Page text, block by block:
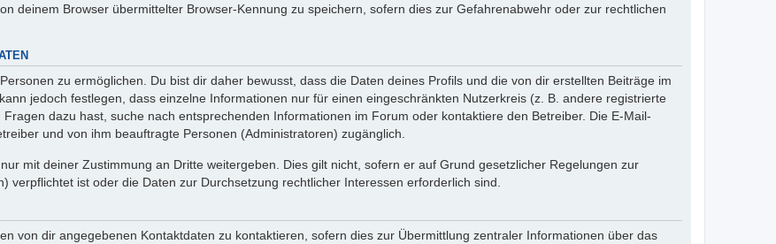
deinem Browser übermittelter Browser-Kennung zu speichern, sofern dies zur Gefahrenabwehr oder zur rechtlichen
zu ermöglichen. Du bist dir daher bewusst, dass die Daten deines Profils und die von dir erstellten Beiträge im
jedoch festlegen, dass einzelne Informationen nur für einen eingeschränkten Nutzerkreis (z. B. andere registrierte
dazu hast, suche nach entsprechenden Informationen im Forum oder kontaktiere den Betreiber. Die E-Mail-
und von ihm beauftragte Personen (Administratoren) zugänglich.
mit deiner Zustimmung an Dritte weitergeben. Dies gilt nicht, sofern er auf Grund gesetzlicher Regelungen zur
verpflichtet ist oder die Daten zur Durchsetzung rechtlicher Interessen erforderlich sind.
von dir angegebenen Kontaktdaten zu kontaktieren, sofern dies zur Übermittlung zentraler Informationen über das